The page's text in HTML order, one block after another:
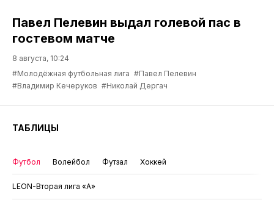
Павел Пелевин выдал голевой пас в
гостевом матче
8 августа, 10:24
#Молодёжная футбольная лига #Павел Пелевин
#Владимир Кечеруков #Николай Дергач
ТАБЛИЦЫ
Футбол Волейбол Футзал Хоккей
LEON-Вторая лига «А»